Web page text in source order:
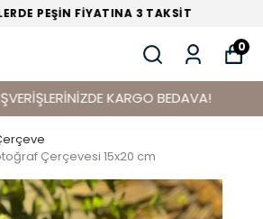
PEŞİN FİYATINA 3 TAKSİT
0
KARGO BEDAVA!
Çerçevesi 15x20 cm